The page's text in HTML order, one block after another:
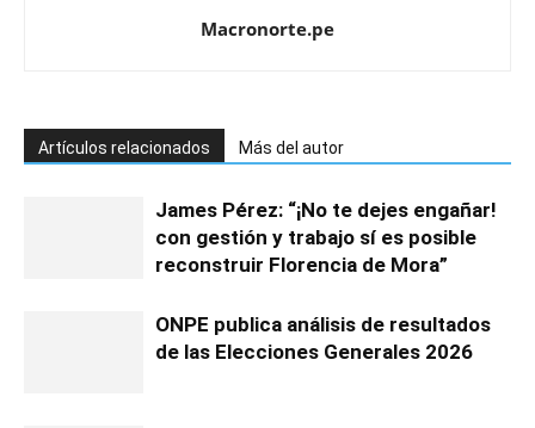
Macronorte.pe
Artículos relacionados Más del autor
James Pérez: “¡No te dejes engañar!
con gestión y trabajo sí es posible
reconstruir Florencia de Mora”
ONPE publica análisis de resultados
de las Elecciones Generales 2026